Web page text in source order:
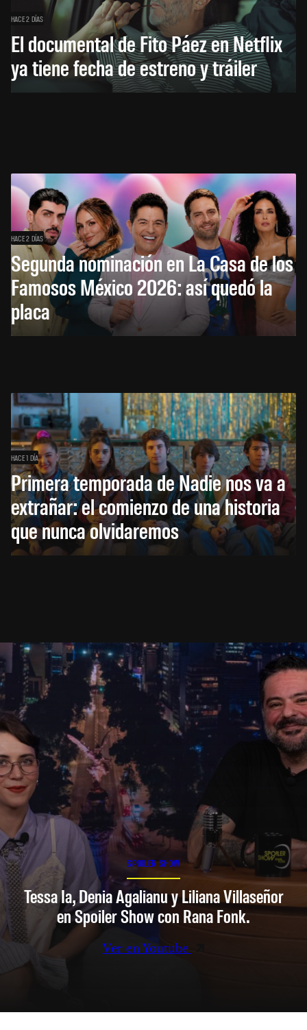
HACE 2 DÍAS
El documental de Fito Páez en Netflix
ya tiene fecha de estreno y tráiler
HACE 2 DÍAS
Segunda nominación en La Casa de los
Famosos México 2026: así quedó la
placa
HACE 1 DÍA
Primera temporada de Nadie nos va a
extrañar: el comienzo de una historia
que nunca olvidaremos
SPOILER SHOW
Tessa Ia, Denia Agalianu y Liliana Villaseñor
en Spoiler Show con Rana Fonk.
Ver en Youtube